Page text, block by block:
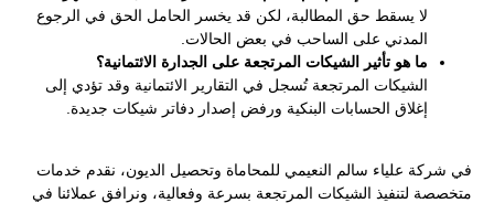
لا يسقط حق المطالبة، لكن قد يخسر الحامل الحق في الرجوع
المدني على الساحب في بعض الحالات.
ما هو تأثير الشيكات المرتجعة على الجدارة الائتمانية؟
الشيكات المرتجعة تُسجل في التقارير الائتمانية وقد تؤدي إلى
إغلاق الحسابات البنكية ورفض إصدار دفاتر شيكات جديدة.
في شركة علياء سالم النعيمي للمحاماة وتحصيل الديون، نقدم خدمات
متخصصة لتنفيذ الشيكات المرتجعة بسرعة وفعالية، ونرافق عملائنا في